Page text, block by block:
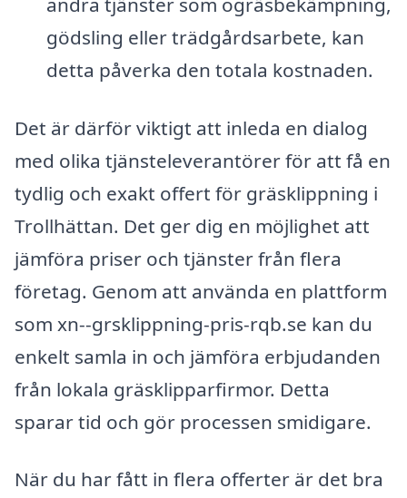
gödsling eller trädgårdsarbete, kan
detta påverka den totala kostnaden.
Det är därför viktigt att inleda en dialog
med olika tjänsteleverantörer för att få en
tydlig och exakt offert för gräsklippning i
Trollhättan. Det ger dig en möjlighet att
jämföra priser och tjänster från flera
företag. Genom att använda en plattform
som xn--grsklippning-pris-rqb.se kan du
enkelt samla in och jämföra erbjudanden
från lokala gräsklipparfirmor. Detta
sparar tid och gör processen smidigare.
När du har fått in flera offerter är det bra